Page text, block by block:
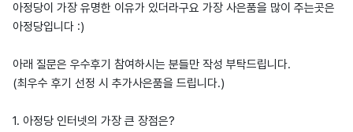
아정당이 가장 유명한 이유가 있더라구요 가장 사은품을 많이 주는곳은
아정당입니다 :)
아래 질문은 우수후기 참여하시는 분들만 작성 부탁드립니다.
(최우수 후기 선정 시 추가사은품을 드립니다.)
1. 아정당 인터넷의 가장 큰 장점은?